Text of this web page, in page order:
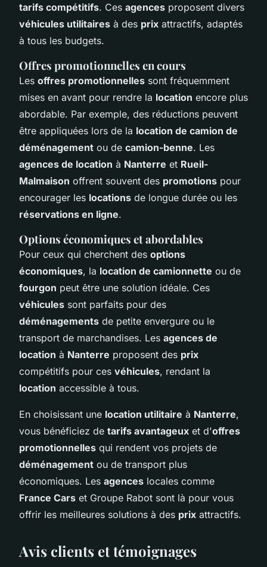
tarifs compétitifs. Ces agences proposent divers
véhicules utilitaires à des prix attractifs, adaptés
à tous les budgets.
Offres promotionnelles en cours
Les offres promotionnelles sont fréquemment
mises en avant pour rendre la location encore plus
abordable. Par exemple, des réductions peuvent
être appliquées lors de la location de camion de
déménagement ou de camion-benne. Les
agences de location à Nanterre et Rueil-
Malmaison offrent souvent des promotions pour
encourager les locations de longue durée ou les
réservations en ligne.
Options économiques et abordables
Pour ceux qui cherchent des options
économiques, la location de camionnette ou de
fourgon peut être une solution idéale. Ces
véhicules sont parfaits pour des
déménagements de petite envergure ou le
transport de marchandises. Les agences de
location à Nanterre proposent des prix
compétitifs pour ces véhicules, rendant la
location accessible à tous.
En choisissant une location utilitaire à Nanterre,
vous bénéficiez de tarifs avantageux et d'offres
promotionnelles qui rendent vos projets de
déménagement ou de transport plus
économiques. Les agences locales comme
France Cars et Groupe Rabot sont là pour vous
offrir les meilleures solutions à des prix attractifs.
Avis clients et témoignages